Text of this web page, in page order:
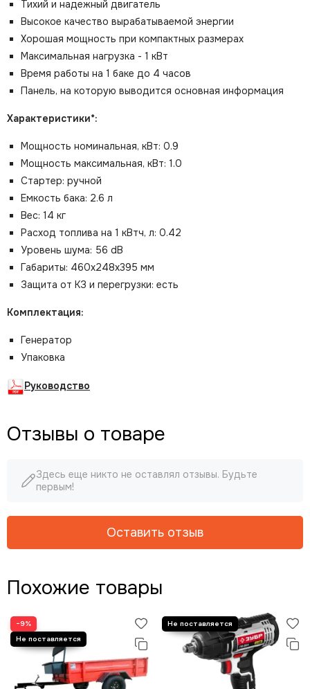
Тихий и надежный двигатель
Высокое качество вырабатываемой энергии
Хорошая мощность при компактных размерах
Максимальная нагрузка - 1 кВт
Время работы на 1 баке до 4 часов
Панель, на которую выводится основная информация
Характеристики*:
Мощность номинальная, кВт: 0.9
Мощность максимальная, кВт: 1.0
Стартер: ручной
Емкость бака: 2.6 л
Вес: 14 кг
Расход топлива на 1 кВтч, л: 0.42
Уровень шума: 56 dB
Габариты: 460х248х395 мм
Защита от КЗ и перегрузки: есть
Комплектация:
Генератор
Упаковка
Руководство
Отзывы о товаре
Здесь еще никто не оставлял отзывы. Будьте
первым!
Оставить отзыв
Похожие товары
−9%